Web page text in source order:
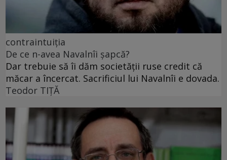
contraintuiția
De ce n-avea Navalnîi șapcă?
Dar trebuie să îi dăm societății ruse credit că
măcar a încercat. Sacrificiul lui Navalnîi e dovada.
Teodor TIŢĂ